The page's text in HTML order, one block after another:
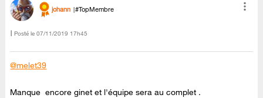
johann #TopMembre
Posté le ‎07/11/2019 17h45
@melet39
Manque encore ginet et l'équipe sera au complet .